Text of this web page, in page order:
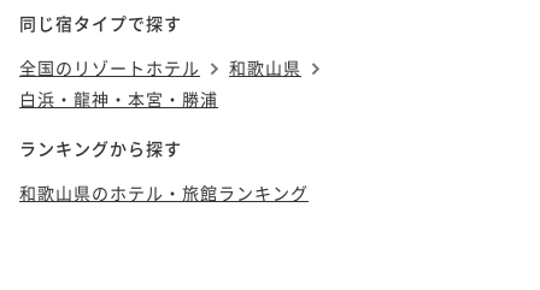
同じ宿タイプで探す
全国のリゾートホテル
和歌山県
白浜・龍神・本宮・勝浦
ランキングから探す
和歌山県のホテル・旅館ランキング